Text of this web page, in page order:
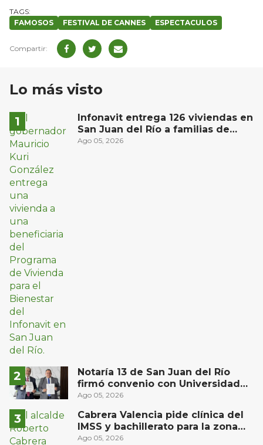
FAMOSOS FESTIVAL DE CANNES ESPECTACULOS
Lo más visto
Infonavit entrega 126 viviendas en
San Juan del Río a familias de
bajos ingresos
Ago 05, 2026
Notaría 13 de San Juan del Río
firmó convenio con Universidad
Privada del Bajío para recibir
Ago 05, 2026
Cabrera Valencia pide clínica del
IMSS y bachillerato para la zona
oriente de San Juan del Río
Ago 05, 2026